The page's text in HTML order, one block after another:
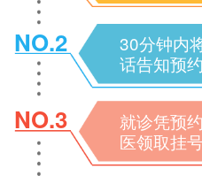
NO.2
30分钟内
话告知预
NO.3
就诊凭预
医领取挂